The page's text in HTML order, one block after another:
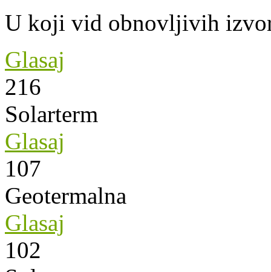
U koji vid obnovljivih
Glasaj
216
Solarterm
Glasaj
107
Geotermalna
Glasaj
102